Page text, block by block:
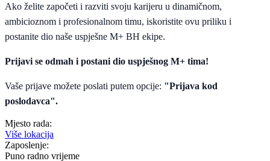
Ako želite započeti i razviti svoju karijeru u dinamičnom,
ambicioznom i profesionalnom timu, iskoristite ovu priliku i
postanite dio naše uspješne M+ BH ekipe.
Prijavi se odmah i postani dio uspješnog M+ tima!
Vaše prijave možete poslati putem opcije: "Prijava kod
poslodavca".
Mjesto rada:
Više lokacija
Zaposlenje:
Puno radno vrijeme